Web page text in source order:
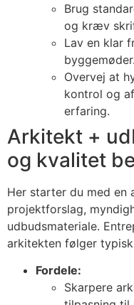
Brug
og kræv
Lav en klar
byggemøder.
Overvej at
kontrol og
erfaring.
Arkitekt +
og kvalitet
Her starter du med en
projektforslag,
udbudsmateriale.
arkitekten følger
Fordele:
Skarpere